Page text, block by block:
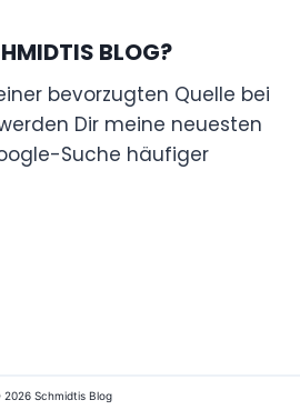
BLOG?
bevorzugten Quelle bei
Dir meine neuesten
Suche häufiger
Schmidtis Blog